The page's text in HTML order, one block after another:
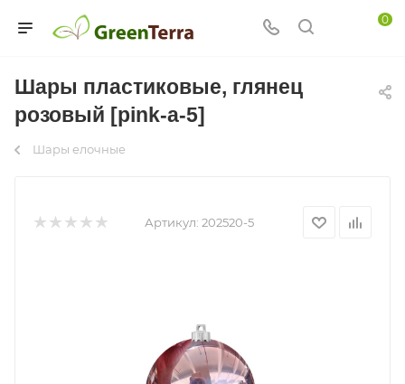
0
Шары пластиковые, глянец
розовый [pink-а-5]
Шары елочные
Артикул: 202520-5